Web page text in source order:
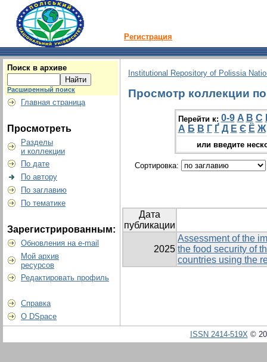
Регистрация
Поиск в архиве
Расширенный поиск
Главная страница
Просмотреть
Разделы
и коллекции
По дате
По автору
По заглавию
По тематике
Зарегистрированным:
Обновления на e-mail
Мой архив
ресурсов
Редактировать профиль
Справка
О DSpace
Institutional Repository of Polissia
Просмотр коллекции
Перейти к: 0-9 A B C
А Б В Г Ґ Д Е Є Ё Ж
или введите
Сортировка:
Дата
публикации
2025
Assessment of the
the food security of
countries using the
ISSN 2414-519X©